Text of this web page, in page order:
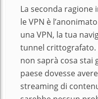
La seconda
le VPN è
una VPN, la tua
tunnel crittografato.
non saprà cosa stai
paese dovesse
streaming di